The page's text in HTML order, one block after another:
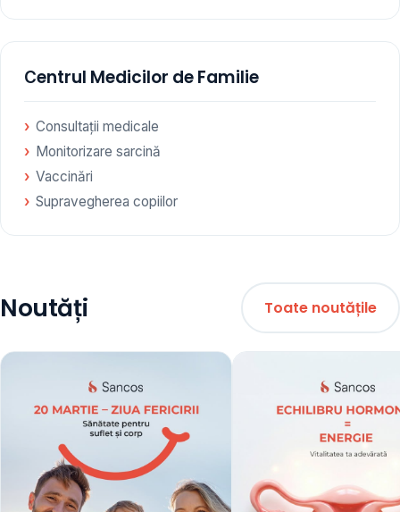
Сentrul Medicilor de Familie
Consultații medicale
Monitorizare sarcină
Vaccinări
Supravegherea copiilor
Noutăți Toate noutățile